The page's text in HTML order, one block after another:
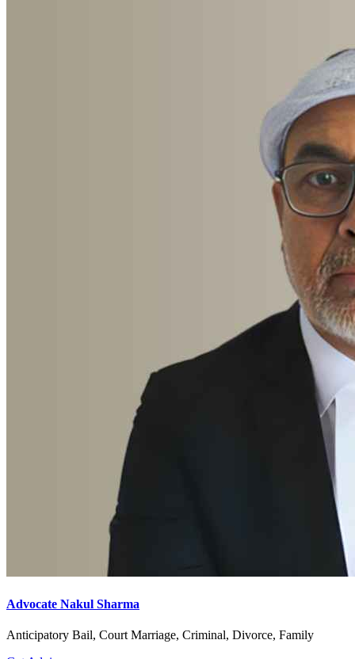
Advocate Nakul Sharma
Anticipatory Bail, Court Marriage, Criminal, Divorce, Family